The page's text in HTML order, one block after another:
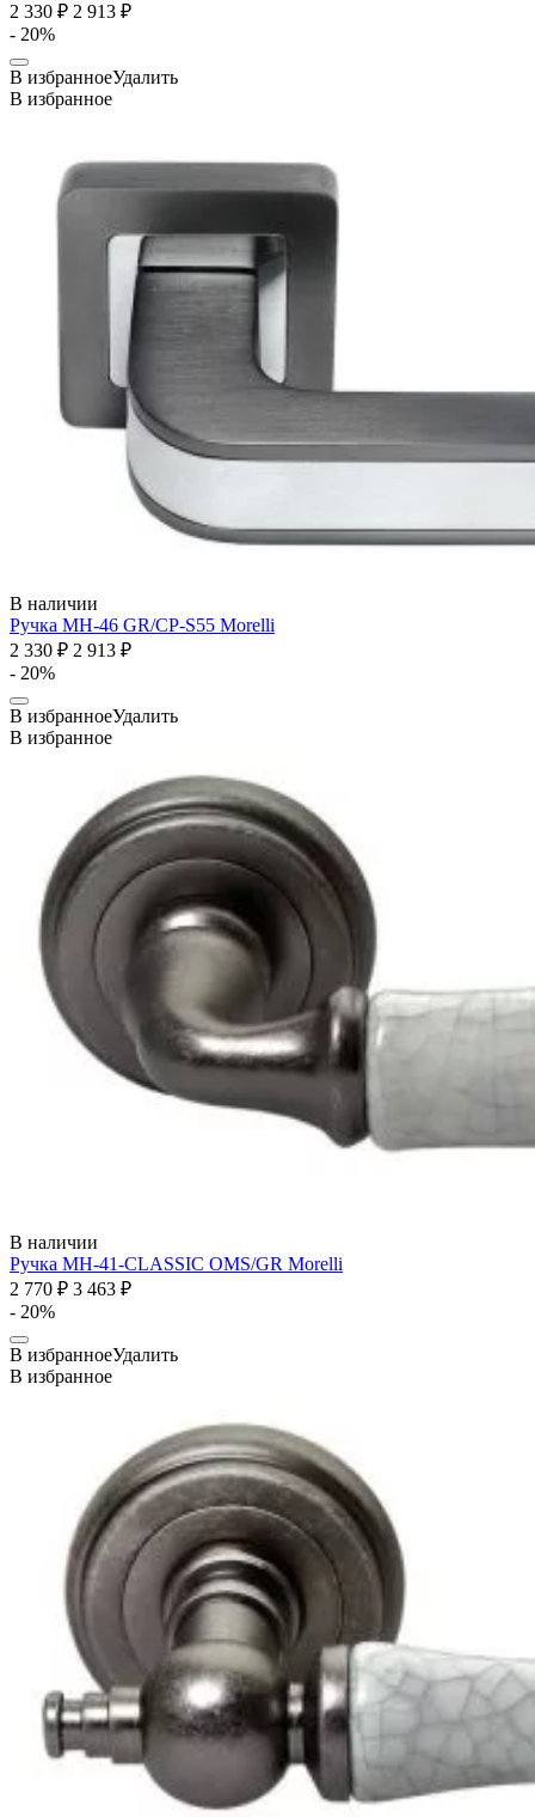
2 330 ₽ 2 913 ₽
- 20%
В избранноеУдалить
В избранное
В наличии
Ручка MH-46 GR/CP-S55 Morelli
2 330 ₽ 2 913 ₽
- 20%
В избранноеУдалить
В избранное
В наличии
Ручка MH-41-CLASSIC OMS/GR Morelli
2 770 ₽ 3 463 ₽
- 20%
В избранноеУдалить
В избранное